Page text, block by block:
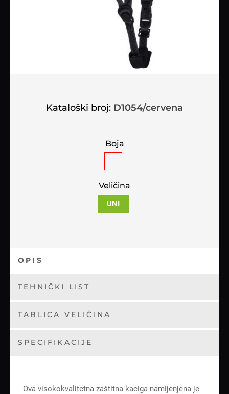
Kataloški broj: D1054/cervena
Boja
Veličina
UNI
OPIS
TEHNIČKI LIST
TABLICA VELIČINA
SPECIFIKACIJE
Ova visokokvalitetna zaštitna kaciga namijenjena je